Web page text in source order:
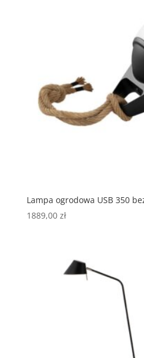
Lampa ogrodowa USB 350
1889,00 zł